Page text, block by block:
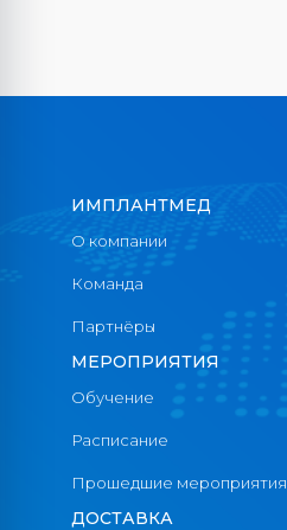
ИМПЛАНТМЕД
О компании
Команда
Партнёры
МЕРОПРИЯТИЯ
Обучение
Расписание
Прошедшие мероприятия
ДОСТАВКА